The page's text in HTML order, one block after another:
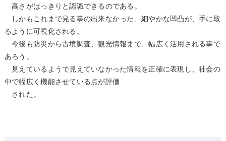
高さがはっきりと認識できるのである。
しかもこれまで見る事の出来なかった、細やかな凹凸が、手に取
るように可視化される。
今後も防災から古墳調査、観光情報まで、幅広く活用される事で
あろう。
見えているようで見えていなかった情報を正確に表現し、社会の
中で幅広く機能させている点が評価
された。